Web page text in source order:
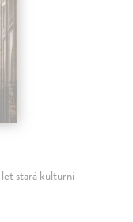
stará kulturní